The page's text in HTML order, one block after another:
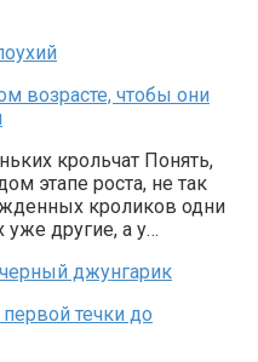
возрасте, чтобы они
крольчат Понять,
этапе роста, не так
кроликов одни
уже другие, а у…
течки до